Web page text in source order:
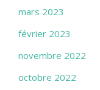
mars 2023
février 2023
novembre 2022
octobre 2022